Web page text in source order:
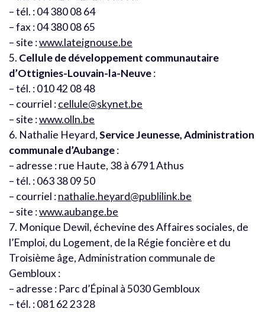
– tél. : 04 380 08 64
– fax : 04 380 08 65
– site :www.lateignouse.be
5. Cellule de développement communautaire
d’Ottignies-Louvain-la-Neuve:
– tél. : 010 42 08 48
– courriel :cellule@skynet.be
– site :www.olln.be
6. Nathalie Heyard,Service Jeunesse, Administration
communale d’Aubange:
– adresse : rue Haute, 38 à 6791 Athus
– tél. : 063 38 09 50
– courriel :nathalie.heyard@publilink.be
– site :www.aubange.be
7. Monique Dewil, échevine des Affaires sociales, de
l’Emploi, du Logement, de la Régie foncière et du
Troisième âge, Administration communale de
Gembloux :
– adresse : Parc d’Épinal à 5030 Gembloux
– tél. : 081 62 23 28